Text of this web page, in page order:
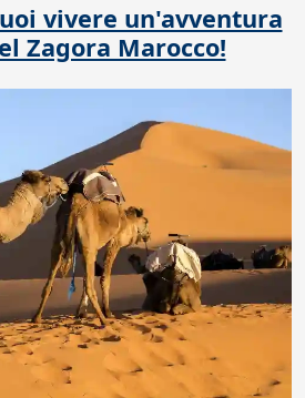
vivere un'avventura
Zagora Marocco!